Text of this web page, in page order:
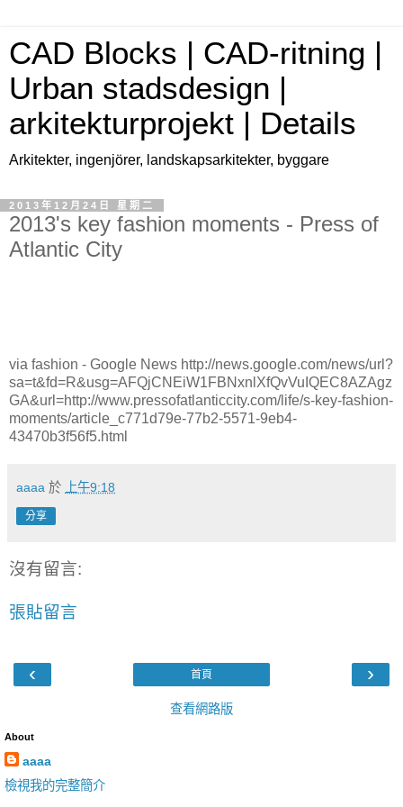
CAD Blocks | CAD-ritning |
Urban stadsdesign |
arkitekturprojekt | Details
Arkitekter, ingenjörer, landskapsarkitekter, byggare
2013年12月24日 星期二
2013's key fashion moments - Press of
Atlantic City
via fashion - Google News http://news.google.com/news/url?
sa=t&fd=R&usg=AFQjCNEiW1FBNxnlXfQvVuIQEC8AZAgz
GA&url=http://www.pressofatlanticcity.com/life/s-key-fashion-
moments/article_c771d79e-77b2-5571-9eb4-
43470b3f56f5.html
aaaa 於 上午9:18
分享
沒有留言:
張貼留言
‹ ›
首頁
查看網路版
About
aaaa
檢視我的完整簡介